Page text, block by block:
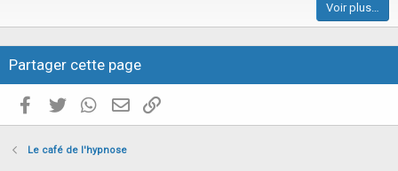
e
Voir plus…
Partager cette page
Facebook
Twitter WhatsAppE-mail valide
Le café de l'hypnose